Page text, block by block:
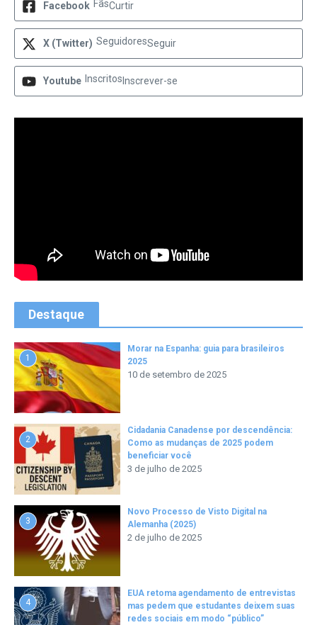
Facebook FãsCurtir
X (Twitter) SeguidoresSeguir
Youtube Inscritos Inscrever-se
Destaque
1
Morar na Espanha: guia para brasileiros
2025
10 de setembro de 2025
2
Cidadania Canadense por descendência:
Como as mudanças de 2025 podem
beneficiar você
3 de julho de 2025
3
Novo Processo de Visto Digital na
Alemanha (2025)
2 de julho de 2025
4
EUA retoma agendamento de entrevistas
mas pedem que estudantes deixem suas
redes sociais em modo “público”